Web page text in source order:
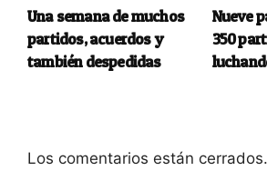
Una semana de muchos
partidos, acuerdos y
también despedidas
Nueve
350
Los comentarios están cerrados.